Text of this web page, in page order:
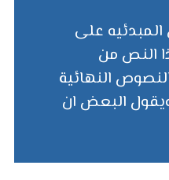
على
النص من
النهائية
البعض ان